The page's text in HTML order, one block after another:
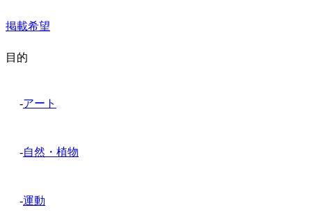
掲載希望
目的
-アート
-自然・植物
-運動